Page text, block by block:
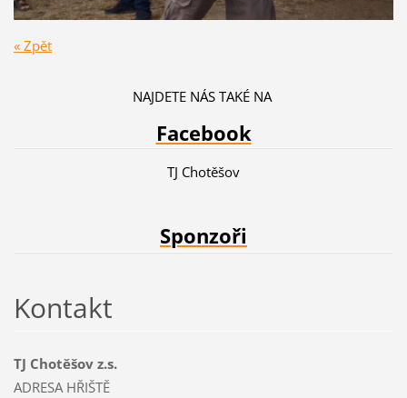
« Zpět
NAJDETE NÁS TAKÉ NA
Facebook
TJ Chotěšov
Sponzoři
Kontakt
TJ Chotěšov z.s.
ADRESA HŘIŠTĚ